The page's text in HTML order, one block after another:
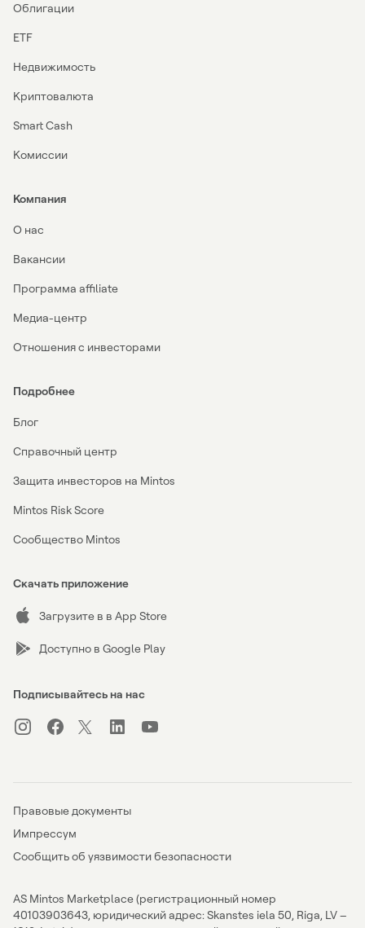
Облигации
ETF
Недвижимость
Криптовалюта
Smart Cash
Комиссии
Компания
О нас
Вакансии
Программа affiliate
Медиа-центр
Отношения с инвесторами
Подробнее
Блог
Справочный центр
Защита инвесторов на Mintos
Mintos Risk Score
Сообщество Mintos
Скачать приложение
Загрузите в в App Store
Доступно в Google Play
Подписывайтесь на нас
Правовые документы
Импрессум
Сообщить об уязвимости безопасности
AS Mintos Marketplace (регистрационный номер
40103903643, юридический адрес: Skanstes iela 50, Riga, LV –